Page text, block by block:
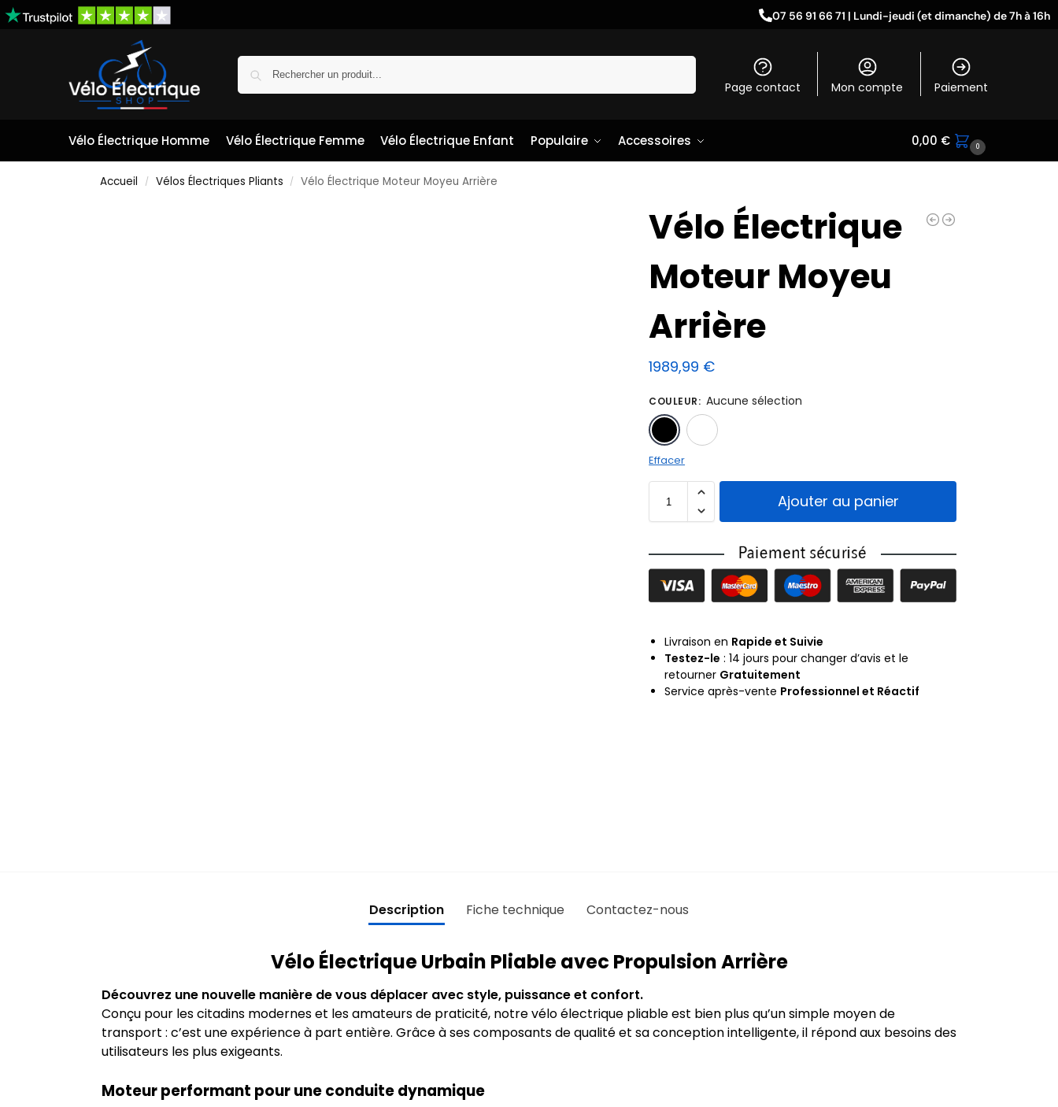
07 56 91 66 71 | Lundi-jeudi (et dimanche) de 7h à 16h
Page contact Mon compte Paiement
Vélo Électrique Homme Vélo Électrique Femme Vélo Électrique Enfant Populaire Accessoires 0,00 € 0
Accueil / Vélos Électriques Pliants / Vélo Électrique Moteur Moyeu Arrière
Vélo Électrique
Moteur Moyeu
Arrière
1989,99 €
COULEUR: Aucune sélection
Effacer
Ajouter au panier
Livraison en Rapide et Suivie
Testez-le : 14 jours pour changer d’avis et le
retourner Gratuitement
Service après-vente Professionnel et Réactif
Description Fiche technique Contactez-nous
Vélo Électrique Urbain Pliable avec Propulsion Arrière
Découvrez une nouvelle manière de vous déplacer avec style, puissance et confort.
Conçu pour les citadins modernes et les amateurs de praticité, notre vélo électrique pliable est bien plus qu’un simple moyen de
transport : c’est une expérience à part entière. Grâce à ses composants de qualité et sa conception intelligente, il répond aux besoins des
utilisateurs les plus exigeants.
Moteur performant pour une conduite dynamique